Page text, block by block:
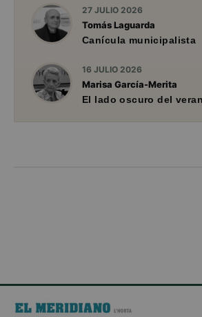
27 JULIO 2026
Tomás Laguarda
Canícula municipalista
16 JULIO 2026
Marisa García-Merita
El lado oscuro del